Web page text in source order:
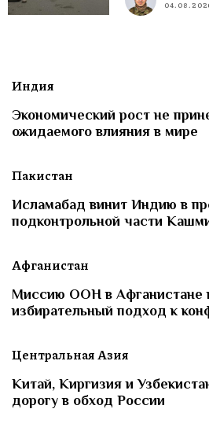
Индия
Экономический рост не
ожидаемого влияния в мире
Пакистан
Исламабад винит Индию в
подконтрольной части
Афганистан
Миссию ООН в Афганистане
избирательный подход к
Центральная Азия
Китай, Киргизия и
дорогу в обход России